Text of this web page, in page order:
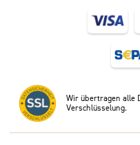
Wir übertragen alle
Verschlüsselung.